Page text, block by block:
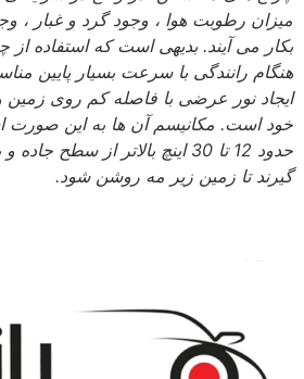
میزان رطوبت هوا ، وجود گرد و غبار ،
بکار می آیند. بدیهی است که استفاده
هنگام رانندگی با سرعت بسیار پایین
ایجاد نور عرضی با فاصله کم روی زمین
خود است. مکانیسم آن ها به این
حدود 12 تا 30 اینچ بالاتر از
گیرند تا زمین زیر مه روشن شود.